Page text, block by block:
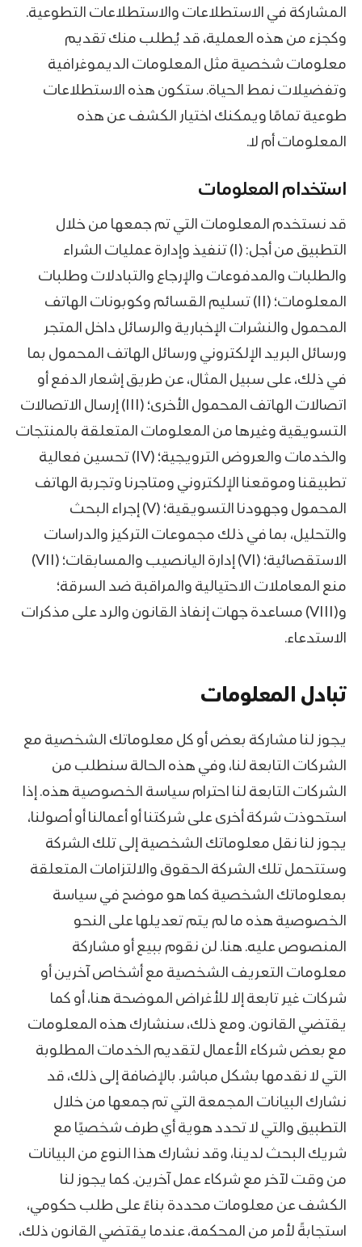
المشاركة في الاستطلاعات والاستطلاعات التطوعية.
وكجزء من هذه العملية، قد يُطلب منك تقديم
معلومات شخصية مثل المعلومات الديموغرافية
وتفضيلات نمط الحياة. ستكون هذه الاستطلاعات
طوعية تمامًا ويمكنك اختيار الكشف عن هذه
المعلومات أم لا.
استخدام المعلومات
قد نستخدم المعلومات التي تم جمعها من خلال
التطبيق من أجل: (I) تنفيذ وإدارة عمليات الشراء
والطلبات والمدفوعات والإرجاع والتبادلات وطلبات
المعلومات؛ (II) تسليم القسائم وكوبونات الهاتف
المحمول والنشرات الإخبارية والرسائل داخل المتجر
ورسائل البريد الإلكتروني ورسائل الهاتف المحمول بما
في ذلك، على سبيل المثال، عن طريق إشعار الدفع أو
اتصالات الهاتف المحمول الأخرى؛ (III) إرسال الاتصالات
التسويقية وغيرها من المعلومات المتعلقة بالمنتجات
والخدمات والعروض الترويجية؛ (IV) تحسين فعالية
تطبيقنا وموقعنا الإلكتروني ومتاجرنا وتجربة الهاتف
المحمول وجهودنا التسويقية؛ (V) إجراء البحث
والتحليل، بما في ذلك مجموعات التركيز والدراسات
الاستقصائية؛ (VI) إدارة اليانصيب والمسابقات؛ (VII)
منع المعاملات الاحتيالية والمراقبة ضد السرقة؛
و(VIII) مساعدة جهات إنفاذ القانون والرد على مذكرات
الاستدعاء.
تبادل المعلومات
يجوز لنا مشاركة بعض أو كل معلوماتك الشخصية مع
الشركات التابعة لنا، وفي هذه الحالة سنطلب من
الشركات التابعة لنا احترام سياسة الخصوصية هذه. إذا
استحوذت شركة أخرى على شركتنا أو أعمالنا أو أصولنا،
يجوز لنا نقل معلوماتك الشخصية إلى تلك الشركة
وستتحمل تلك الشركة الحقوق والالتزامات المتعلقة
بمعلوماتك الشخصية كما هو موضح في سياسة
الخصوصية هذه ما لم يتم تعديلها على النحو
المنصوص عليه. هنا. لن نقوم ببيع أو مشاركة
معلومات التعريف الشخصية مع أشخاص آخرين أو
شركات غير تابعة إلا للأغراض الموضحة هنا، أو كما
يقتضي القانون. ومع ذلك، سنشارك هذه المعلومات
مع بعض شركاء الأعمال لتقديم الخدمات المطلوبة
التي لا نقدمها بشكل مباشر. بالإضافة إلى ذلك، قد
نشارك البيانات المجمعة التي تم جمعها من خلال
التطبيق والتي لا تحدد هوية أي طرف شخصيًا مع
شريك البحث لدينا، وقد نشارك هذا النوع من البيانات
من وقت لآخر مع شركاء عمل آخرين. كما يجوز لنا
الكشف عن معلومات محددة بناءً على طلب حكومي،
استجابةً لأمر من المحكمة، عندما يقتضي القانون ذلك،